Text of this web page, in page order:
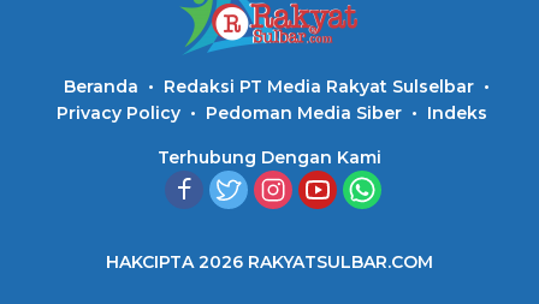
Beranda
Redaksi PT Media Rakyat Sulselbar
Privacy Policy
Pedoman Media Siber Indeks
Terhubung Dengan Kami
HAKCIPTA 2026 RAKYATSULBAR.COM